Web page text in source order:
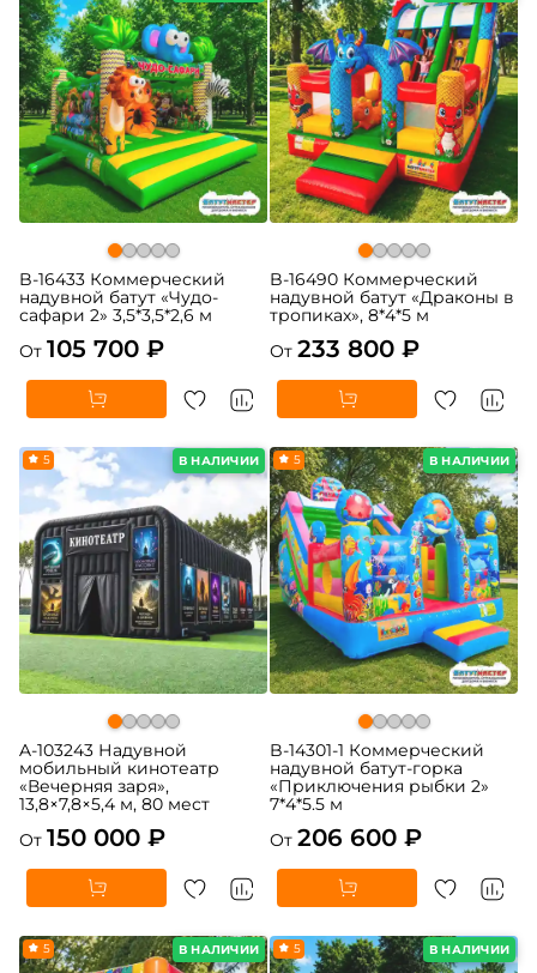
B-16433 Коммерческий
надувной батут «Чудо-
сафари 2» 3,5*3,5*2,6 м
От 105 700 ₽
B-16490 Коммерческий
надувной батут «Драконы в
тропиках», 8*4*5 м
От 233 800 ₽
В НАЛИЧИИ
5
A-103243 Надувной
мобильный кинотеатр
«Вечерняя заря»,
13,8×7,8×5,4 м, 80 мест
От 150 000 ₽
В НАЛИЧИИ
5
B-14301-1 Коммерческий
надувной батут-горка
«Приключения рыбки 2»
7*4*5.5 м
От 206 600 ₽
В НАЛИЧИИ
5 В НАЛИЧИИ
5